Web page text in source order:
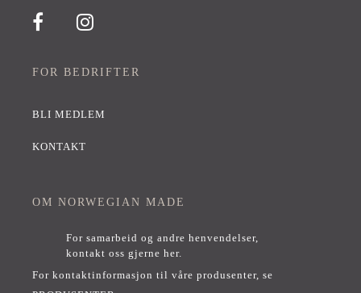
FOR BEDRIFTER
BLI MEDLEM
KONTAKT
OM NORWEGIAN MADE
For samarbeid og andre henvendelser,
kontakt oss gjerne her.
For kontaktinformasjon til våre produsenter, se